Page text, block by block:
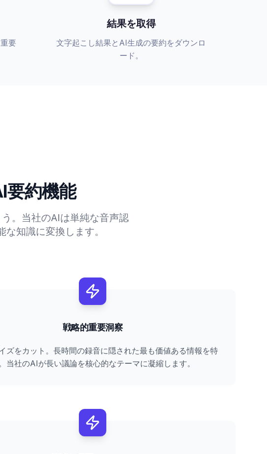
要
結果を取得
文字起こし結果とAI生成の要約をダウンロ
ード。
要約機能
。当社のAIは単純な音声認
知識に変換します。
戦略的重要洞察
ズをカット。長時間の録音に隠された最も価値ある情報を特
当社のAIが長い議論を核心的なテーマに凝縮します。